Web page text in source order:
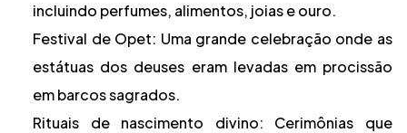
incluindo perfumes, alimentos, joias e ouro.
Festival de Opet: Uma grande celebração onde as
estátuas dos deuses eram levadas em procissão
em barcos sagrados.
Rituais de nascimento divino: Cerimônias que